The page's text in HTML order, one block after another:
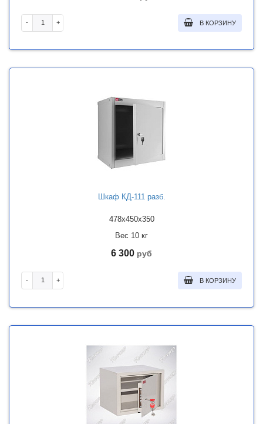
- + В КОРЗИНУ
Шкаф КД-111 разб.
478x450x350
Вес 10 кг
6 300 руб
- + В КОРЗИНУ